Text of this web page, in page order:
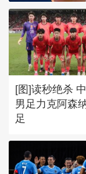
[图]读秒绝杀
男足力克阿森
足